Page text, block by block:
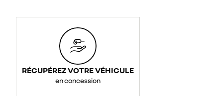
RÉCUPÉREZ VOTRE VÉHICULE
en concession